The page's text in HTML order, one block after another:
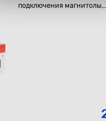
подключения магнитолы,